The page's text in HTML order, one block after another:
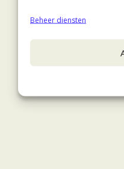
Beheer diensten